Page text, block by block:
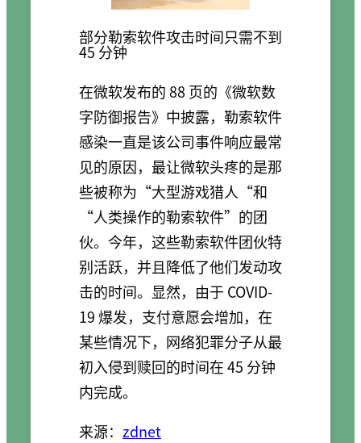
部分勒索软件攻击时间只需不到
45 分钟
在微软发布的 88 页的《微软数
字防御报告》中披露，勒索软件
感染一直是该公司事件响应最常
见的原因，最让微软头疼的是那
些被称为“大型游戏猎人“和
“人类操作的勒索软件”的团
伙。今年，这些勒索软件团伙特
别活跃，并且降低了他们发动攻
击的时间。显然，由于 COVID-
19 爆发，支付意愿会增加，在
某些情况下，网络犯罪分子从最
初入侵到赎回的时间在 45 分钟
内完成。
来源： zdnet